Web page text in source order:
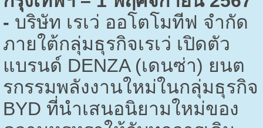
- บริษัท เรเว่ ออโตโมทีฟ จำกัด
ภายใต้กลุ่มธุรกิจเรเว่ เปิดตัว
แบรนด์ DENZA (เดนซ่า) ยนต
รกรรมพลังงานใหม่ในกลุ่มธุรกิจ
BYD ที่นำเสนอนิยามใหม่ของ